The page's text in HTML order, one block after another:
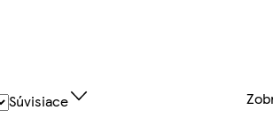
Súvisiace